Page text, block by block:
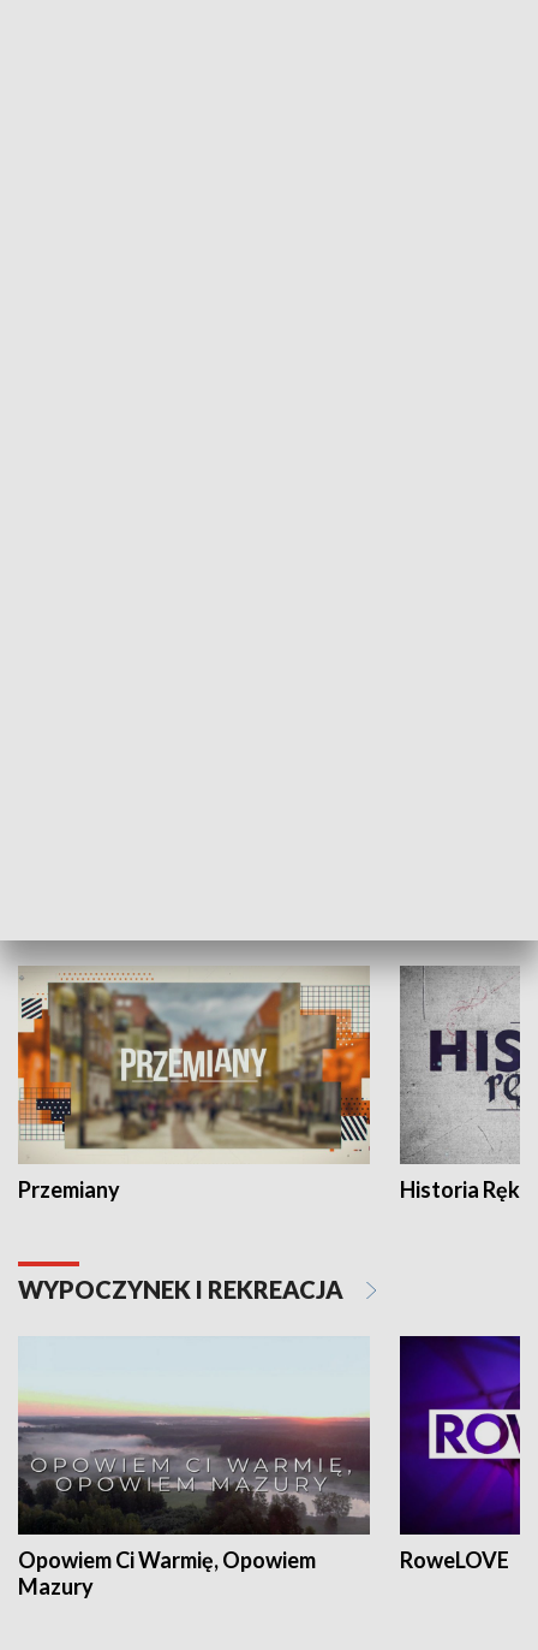
Przemiany Historia Ręką
WYPOCZYNEK I REKREACJA
Opowiem Ci Warmię, Opowiem
Mazury
RoweLOVE